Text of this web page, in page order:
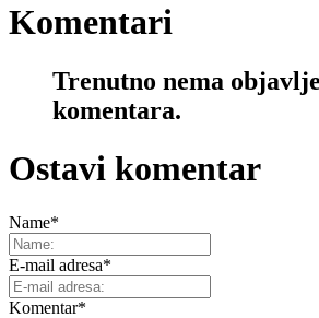
Komentari
Trenutno nema
komentara.
Ostavi komentar
Name*
E-mail adresa*
Komentar*